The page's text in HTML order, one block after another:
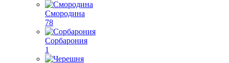
Смородина
78
Сорбарония
1